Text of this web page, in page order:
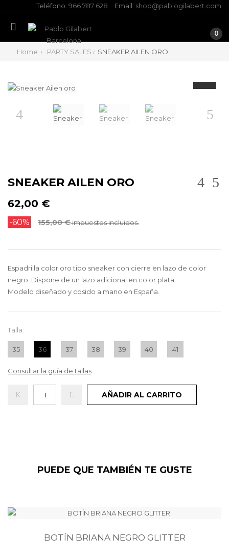
Teléfono: 966 787 628 Email: shop@pablogilabert.com
0
Home PARTY SALES SNEAKER AILEN ORO
SNEAKER AILEN ORO
62,00 €
-60% 155,00 €impuestos incluidos.
Espadrilla color oro tipo sneaker con cierre en lazo de color
negro. Dispone de un lazo adicional en color plata
Modelo diseñado y cosido a mano en España.
Talla:
35 36 37 38 39 40 41
Consultar la guía de tallas
AÑADIR AL CARRITO
PUEDE QUE TAMBIÉN TE GUSTE
BOTÍN BRIANA NEGRO GLITTER